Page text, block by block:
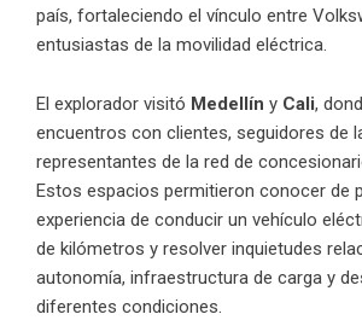
país, fortaleciendo el vínculo entre
entusiastas de la movilidad eléctrica.
El explorador visitó Medellín y Cali,
encuentros con clientes, seguidores de
representantes de la red de
Estos espacios permitieron conocer de
experiencia de conducir un vehículo
de kilómetros y resolver inquietudes
autonomía, infraestructura de carga y
diferentes condiciones.